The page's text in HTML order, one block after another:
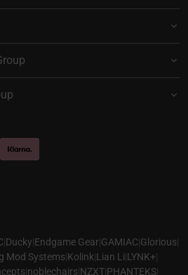
|Ducky|Endgame Gear|GAMIAC|Glorious|
Mod Systems|Kolink|Lian Li|LYNK+|
|noblechairs|NZXT|PHANTEKS|